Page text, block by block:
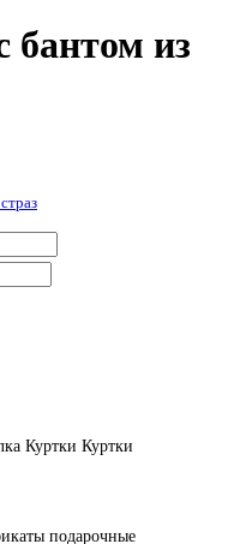
бантом из
Куртки Куртки
подарочные